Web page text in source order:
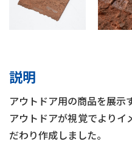
説明
アウトドア用の商品を展示
アウトドアが視覚でよりイ
だわり作成しました。